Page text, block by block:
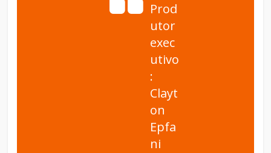
Prod
utor
exec
utivo
:
Clayt
on
Epfa
ni